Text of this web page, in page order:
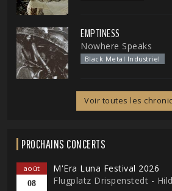
EMPTINESS
Nowhere Speaks
Black Metal Industriel
Voir toutes les
PROCHAINS CONCERTS
août
08
M'Era Luna Festival 2026
Flugplatz Drispenstedt -